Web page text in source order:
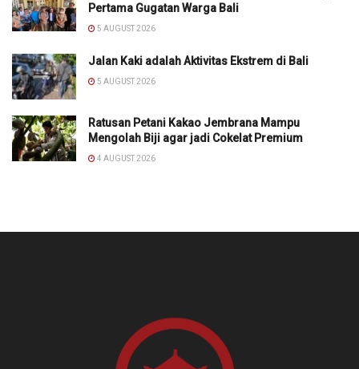
Pertama Gugatan Warga Bali
5 AUGUST 2026
Jalan Kaki adalah Aktivitas Ekstrem di Bali
5 AUGUST 2026
Ratusan Petani Kakao Jembrana Mampu
Mengolah Biji agar jadi Cokelat Premium
4 AUGUST 2026